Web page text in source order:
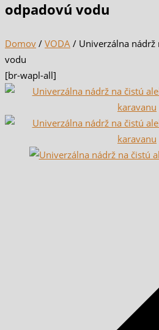
odpadovú vodu
Domov / VODA / Univerzálna nádrž
vodu
[br-wapl-all]